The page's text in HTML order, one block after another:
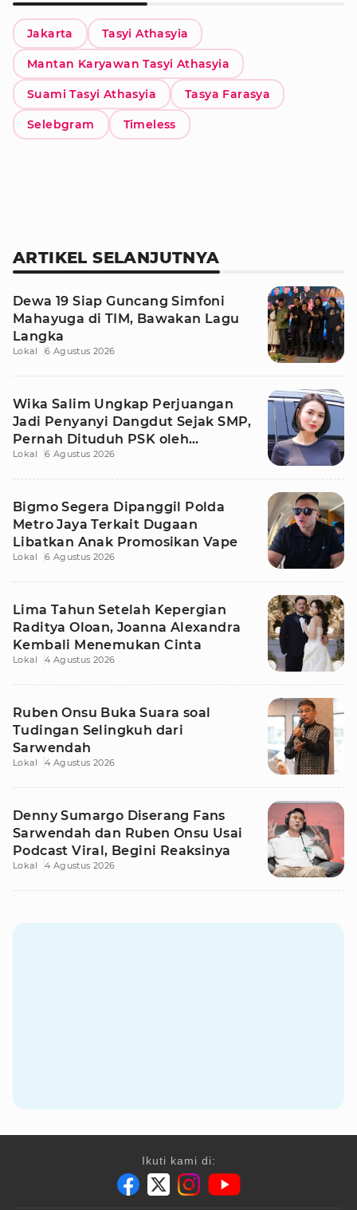
Jakarta Tasyi Athasyia
Mantan Karyawan Tasyi Athasyia
Suami Tasyi Athasyia Tasya Farasya
Selebgram Timeless
ARTIKEL SELANJUTNYA
Dewa 19 Siap Guncang Simfoni
Mahayuga di TIM, Bawakan Lagu
Langka
Lokal 6 Agustus 2026
Wika Salim Ungkap Perjuangan
Jadi Penyanyi Dangdut Sejak SMP,
Pernah Dituduh PSK oleh
Tetangga
Lokal 6 Agustus 2026
Bigmo Segera Dipanggil Polda
Metro Jaya Terkait Dugaan
Libatkan Anak Promosikan Vape
Lokal 6 Agustus 2026
Lima Tahun Setelah Kepergian
Raditya Oloan, Joanna Alexandra
Kembali Menemukan Cinta
Lokal 4 Agustus 2026
Ruben Onsu Buka Suara soal
Tudingan Selingkuh dari
Sarwendah
Lokal 4 Agustus 2026
Denny Sumargo Diserang Fans
Sarwendah dan Ruben Onsu Usai
Podcast Viral, Begini Reaksinya
Lokal 4 Agustus 2026
Ikuti kami di: